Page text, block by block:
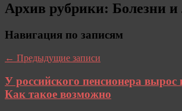
Архив рубрики: Болезни и
Навигация по записям
← Предыдущие записи
У российского пенсионера вырос
Как такое возможно